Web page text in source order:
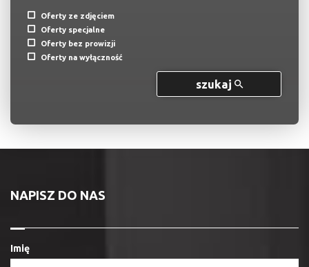
Oferty ze zdjęciem
Oferty specjalne
Oferty bez prowizji
Oferty na wyłączność
szukaj
NAPISZ DO NAS
Imię